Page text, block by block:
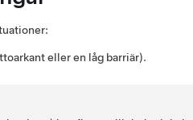
eller en låg barriär).